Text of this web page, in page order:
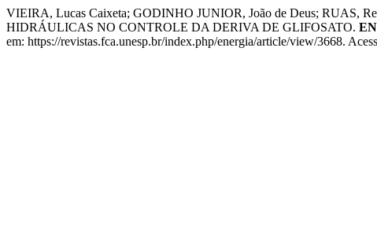
VIEIRA, Lucas Caixeta; GODINHO JUNIOR, João de Deus; RUAS,
HIDRÁULICAS NO CONTROLE DA DERIVA DE GLIFOSATO.
em: https://revistas.fca.unesp.br/index.php/energia/article/view/3668.